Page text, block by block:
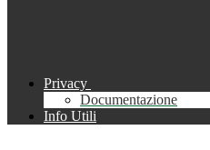
Privacy
Documentazione
Info Utili